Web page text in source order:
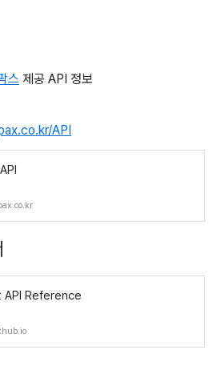
스 제공 API 정보
API
API Reference